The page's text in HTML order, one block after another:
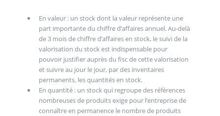
En valeur : un stock dont la valeur représente une
part importante du chiffre d’affaires annuel. Au-delà
de 3 mois de chiffre d’affaires en stock, le suivi de la
valorisation du stock est indispensable pour
pouvoir justifier auprès du fisc de cette valorisation
et suivre au jour le jour, par des inventaires
permanents, les quantités en stock.
En quantité : un stock qui regroupe des références
nombreuses de produits exige pour l’entreprise de
connaître en permanence le nombre de produits